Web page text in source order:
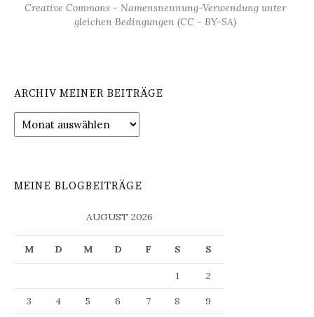
Creative Commons - Namensnennung-Verwendung unter
gleichen Bedingungen (CC - BY-SA)
ARCHIV MEINER BEITRÄGE
Archiv
meiner
MEINE BLOGBEITRÄGE
AUGUST 2026
M D M D F S S
1
2
3
4 5 6 7 8
9